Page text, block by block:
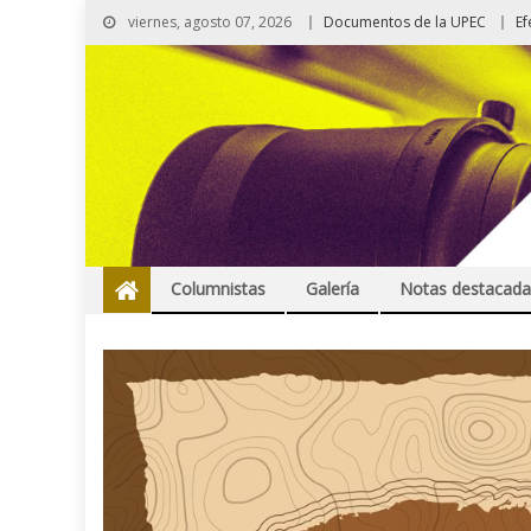
viernes, agosto 07, 2026 Documentos de la UPEC
Columnistas Galería Notas